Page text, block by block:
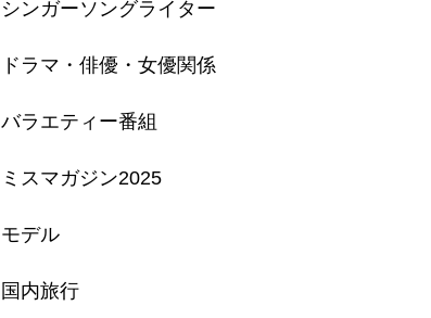
シンガーソングライター
ドラマ・俳優・女優関係
バラエティー番組
ミスマガジン2025
モデル
国内旅行